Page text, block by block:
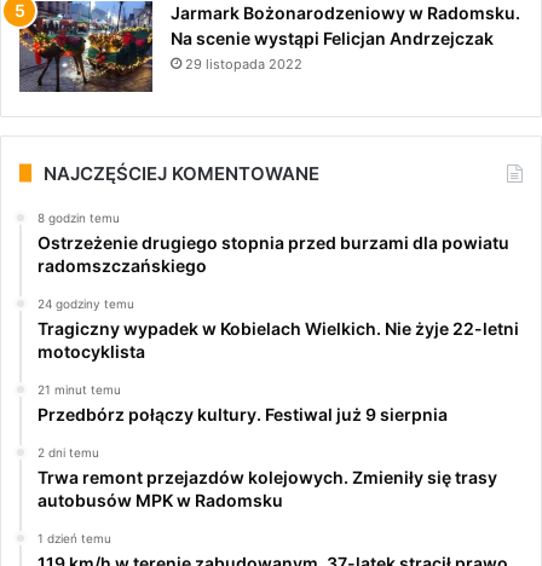
Jarmark Bożonarodzeniowy w Radomsku.
Na scenie wystąpi Felicjan Andrzejczak
29 listopada 2022
NAJCZĘŚCIEJ KOMENTOWANE
8 godzin temu
Ostrzeżenie drugiego stopnia przed burzami dla powiatu
radomszczańskiego
24 godziny temu
Tragiczny wypadek w Kobielach Wielkich. Nie żyje 22-letni
motocyklista
21 minut temu
Przedbórz połączy kultury. Festiwal już 9 sierpnia
2 dni temu
Trwa remont przejazdów kolejowych. Zmieniły się trasy
autobusów MPK w Radomsku
1 dzień temu